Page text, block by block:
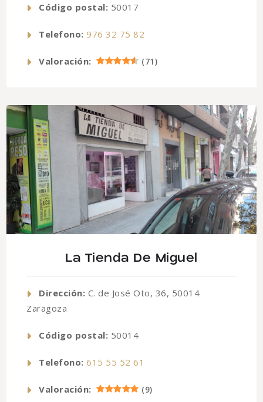
Código postal: 50017
Telefono: 976 32 75 82
Valoración: (71)
La Tienda De Miguel
Dirección: C. de José Oto, 36, 50014
Zaragoza
Código postal: 50014
Telefono: 615 55 52 61
Valoración: (9)